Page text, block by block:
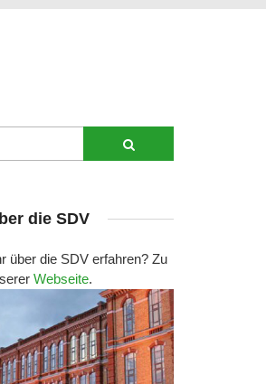
die SDV
über die SDV erfahren? Zu
Webseite.